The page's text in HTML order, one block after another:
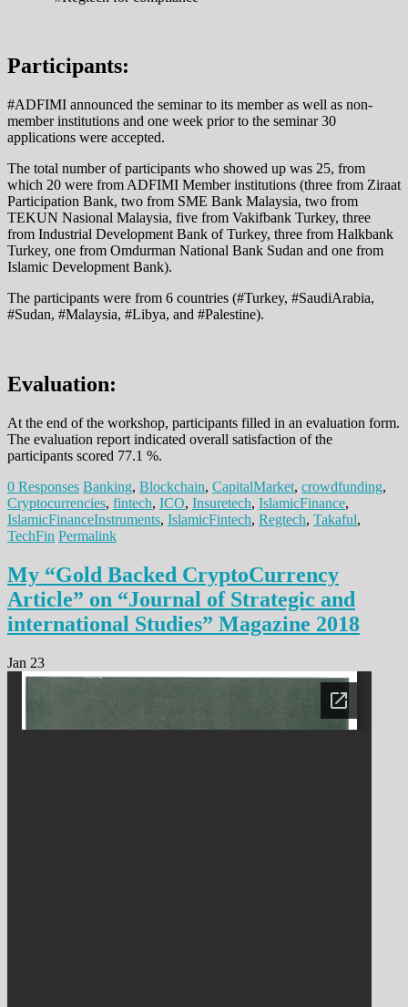
Participants:
#ADFIMI announced the seminar to its member as well as non-
member institutions and one week prior to the seminar 30
applications were accepted.
The total number of participants who showed up was 25, from
which 20 were from ADFIMI Member institutions (three from Ziraat
Participation Bank, two from SME Bank Malaysia, two from
TEKUN Nasional Malaysia, five from Vakifbank Turkey, three
from Industrial Development Bank of Turkey, three from Halkbank
Turkey, one from Omdurman National Bank Sudan and one from
Islamic Development Bank).
The participants were from 6 countries (#Turkey, #SaudiArabia,
#Sudan, #Malaysia, #Libya, and #Palestine).
Evaluation:
At the end of the workshop, participants filled in an evaluation form.
The evaluation report indicated overall satisfaction of the
participants scored 77.1 %.
0 Responses Banking, Blockchain, CapitalMarket, crowdfunding,
Cryptocurrencies, fintech, ICO, Insuretech, IslamicFinance,
IslamicFinanceInstruments, IslamicFintech, Regtech, Takaful,
TechFin Permalink
My “Gold Backed CryptoCurrency
Article” on “Journal of Strategic and
international Studies” Magazine 2018
Jan 23